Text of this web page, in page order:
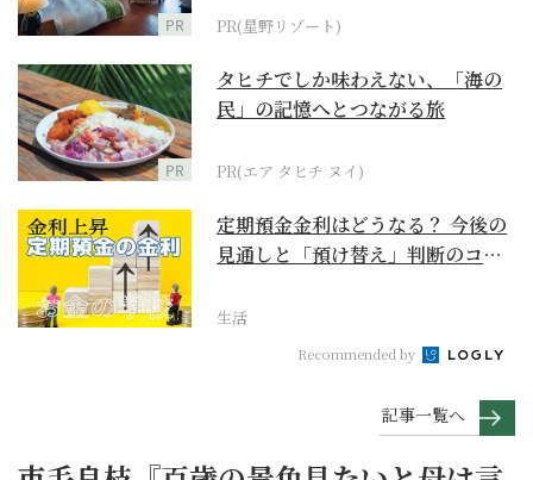
PR PR(星野リゾート)
PR
タヒチでしか味わえない、「海の
民」の記憶へとつながる旅
PR(エア タヒチ ヌイ)
定期預金金利はどうなる？ 今後の
見通しと「預け替え」判断のコツ
生活
Recommended by
記事一覧へ